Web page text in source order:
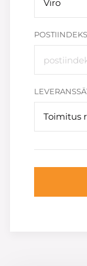
Viro
Toimitus